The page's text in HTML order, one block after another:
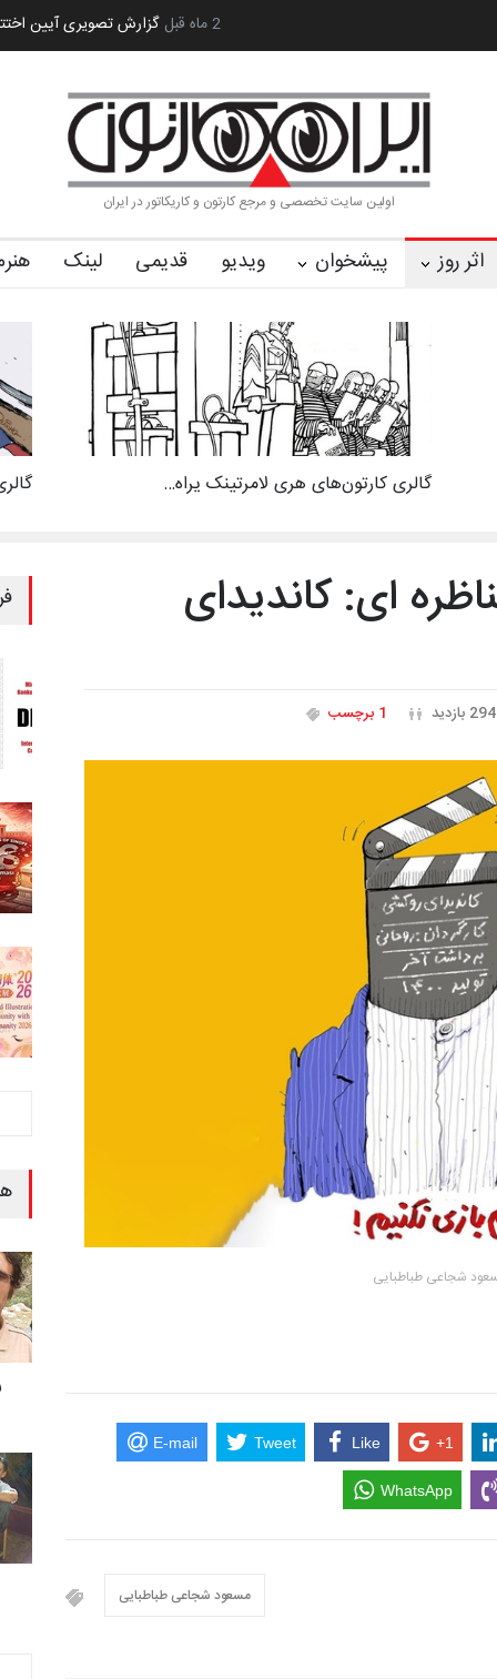
گزارش به یاد اردوغان باشول (۱۹۳۶–۲۰۲۶) و پوستر «ایران سربلند»… 2 ماه قبل
اولین سایت تخصصی و مرجع کارتون و کاریکاتور در ایران
اثر روز پیشخوان ویدیو قدیمی لینک
گالری کارتون‌های هری لامرتینک یراه…
ای: کاندیدای
294 بازدید 1 برچسب
شجاعی طباطبایی
E-mail Tweet Like +1
WhatsApp
مسعود شجاعی طباطبایی